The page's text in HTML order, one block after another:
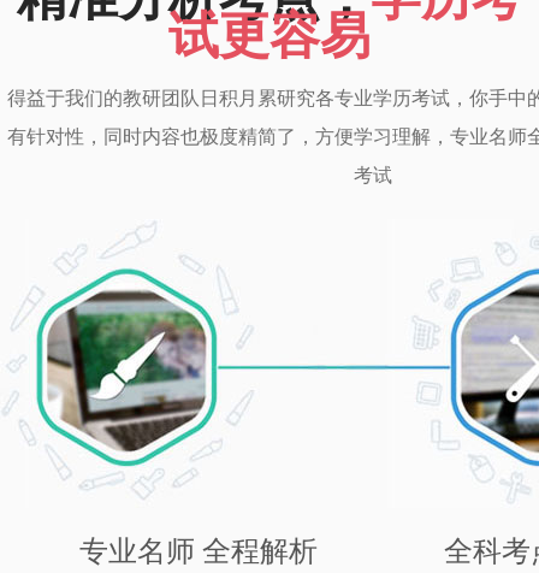
试更容易
得益于我们的教研团队日积月累研究各专业学历考试，你手中
有针对性，同时内容也极度精简了，方便学习理解，专业名师
考试
专业名师 全程解析 全科考